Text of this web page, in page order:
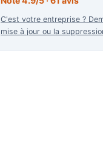
C'est votre entreprise ?
mise à jour ou la